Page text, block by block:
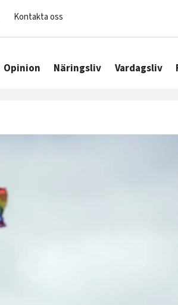
Kontakta oss
Opinion Näringsliv Vardagsliv